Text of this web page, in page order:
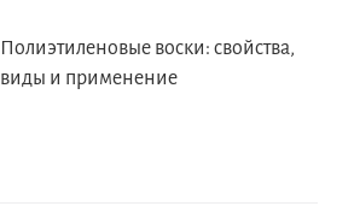
Полиэтиленовые воски: свойства,
виды и применение